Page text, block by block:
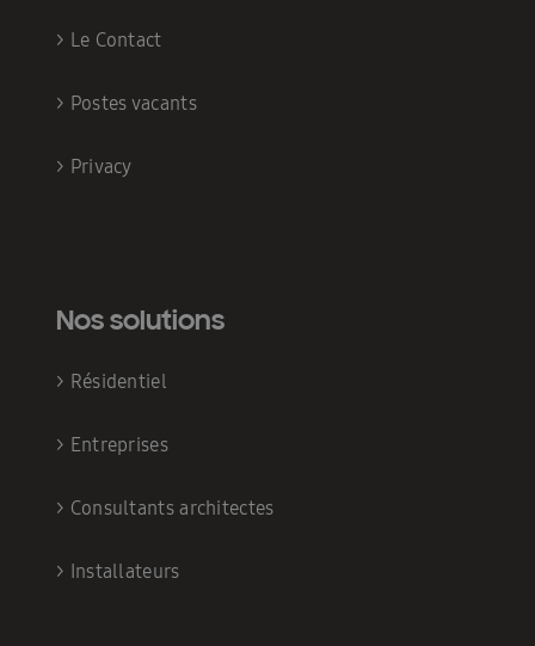
> Le Contact
> Postes vacants
> Privacy
Nos solutions
> Résidentiel
> Entreprises
> Consultants architectes
> Installateurs